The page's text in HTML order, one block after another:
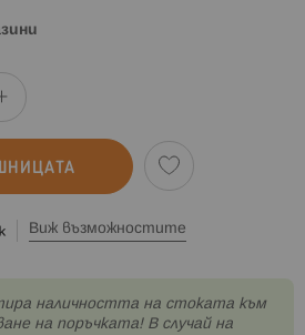
Виж възможностите
наличността на стоката към
на поръчката! В случай на